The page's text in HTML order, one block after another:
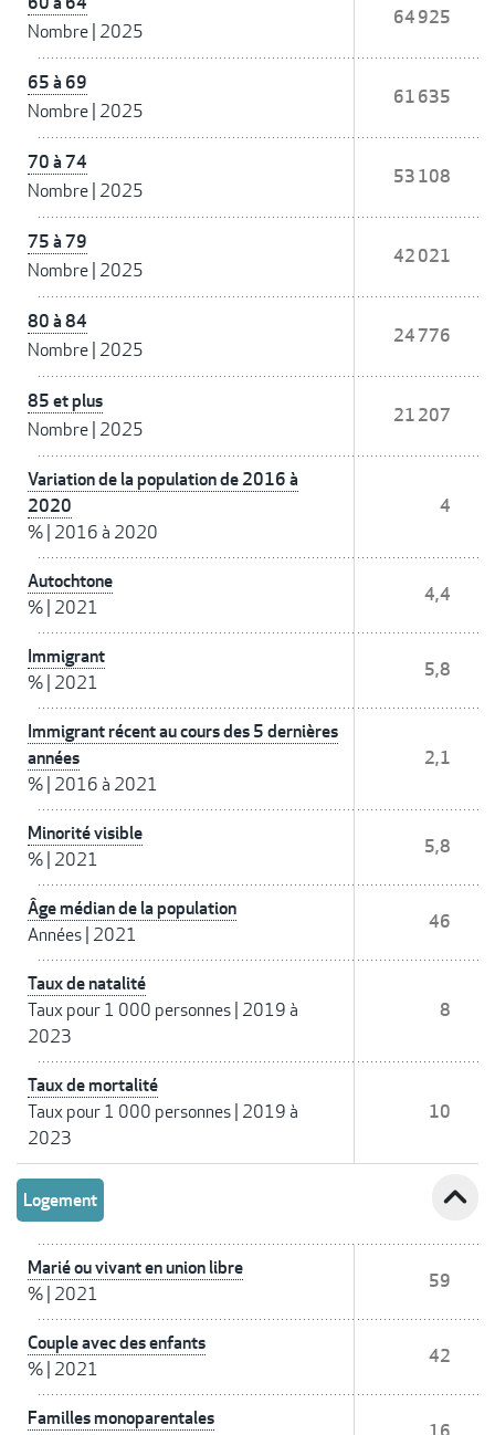
Nombre 2025
64 925
65 à 69
Nombre 2025
61 635
70 à 74
Nombre 2025
53 108
75 à 79
Nombre 2025
42 021
80 à 84
Nombre 2025
24 776
85 et plus
Nombre 2025
21 207
Variation de la population de 2016 à
2020
% 2016 à 2020
4
Autochtone
% 2021
4,4
Immigrant
% 2021
5,8
Immigrant récent au cours des 5 dernières
années
% 2016 à 2021
2,1
Minorité visible
% 2021
5,8
Âge médian de la population
Années 2021
46
Taux de natalité
Taux pour 1 000 personnes 2019 à
2023
8
Taux de mortalité
Taux pour 1 000 personnes 2019 à
2023
10
Logement expand_less
Marié ou vivant en union libre
% 2021
59
Couple avec des enfants
% 2021
42
Familles monoparentales